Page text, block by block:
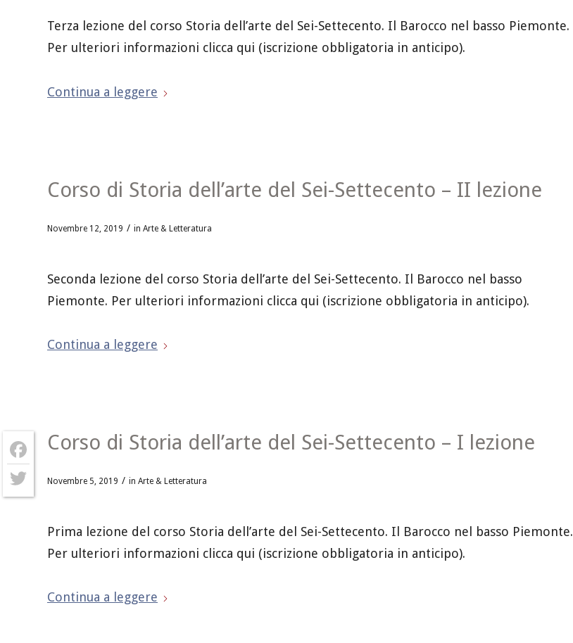
Terza lezione del corso Storia dell’arte del Sei-Settecento. Il Barocco nel basso Piemonte.
Per ulteriori informazioni clicca qui (iscrizione obbligatoria in anticipo).
Continua a leggere
Corso di Storia dell’arte del Sei-Settecento – II lezione
Novembre 12, 2019 / in Arte & Letteratura
Seconda lezione del corso Storia dell’arte del Sei-Settecento. Il Barocco nel basso
Piemonte. Per ulteriori informazioni clicca qui (iscrizione obbligatoria in anticipo).
Continua a leggere
Corso di Storia dell’arte del Sei-Settecento – I lezione
Novembre 5, 2019 / in Arte & Letteratura
Prima lezione del corso Storia dell’arte del Sei-Settecento. Il Barocco nel basso Piemonte.
Per ulteriori informazioni clicca qui (iscrizione obbligatoria in anticipo).
Continua a leggere
Facebook
Twitter